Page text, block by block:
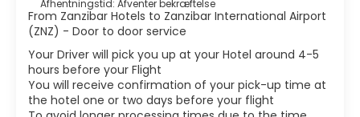
Afhentningstid: Afventer bekræftelse
From Zanzibar Hotels to Zanzibar International Airport
(ZNZ) - Door to door service
Your Driver will pick you up at your Hotel around 4-5
hours before your Flight
You will receive confirmation of your pick-up time at
the hotel one or two days before your flight